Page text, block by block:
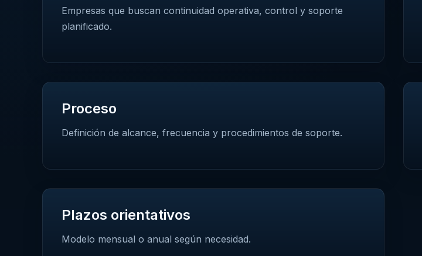
Empresas que buscan continuidad operativa, control y soporte
planificado.
Proceso
Definición de alcance, frecuencia y procedimientos de soporte.
Plazos orientativos
Modelo mensual o anual según necesidad.